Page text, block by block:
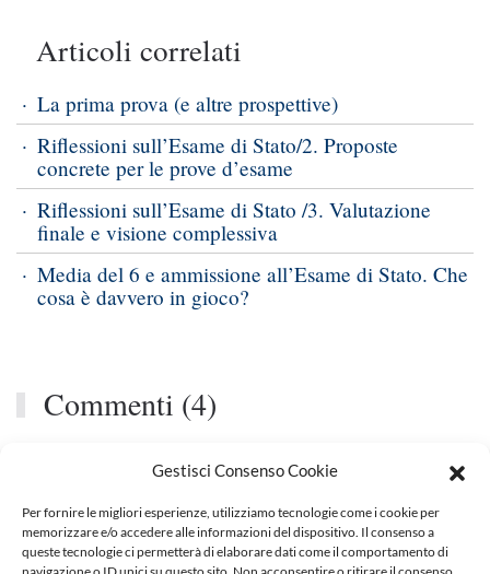
Gestisci Consenso Cookie
Per fornire le migliori esperienze, utilizziamo tecnologie come i cookie per
memorizzare e/o accedere alle informazioni del dispositivo. Il consenso a
queste tecnologie ci permetterà di elaborare dati come il comportamento di
Articoli correlati
La prima prova (e altre prospettive)
Riflessioni sull’Esame di Stato/2. Proposte
concrete per le prove d’esame
Riflessioni sull’Esame di Stato /3. Valutazione
finale e visione complessiva
Media del 6 e ammissione all’Esame di Stato. Che
cosa è davvero in gioco?
Commenti (4)
23 GIUGNO 2016 ALLE 9:11
RISPONDI
Ulteriore problema